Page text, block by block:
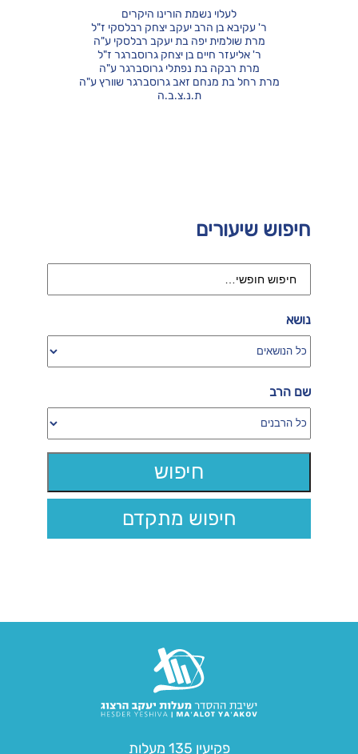
חיפוש שיעורים
נושא
שם הרב
חיפוש מתקדם
לעלוי נשמת הורינו היקרים
ר' עקיבא בן הרב יעקב יצחק רבלסקי ז"ל
מרת שולמית יפה בת יעקב רבלסקי ע"ה
ר' אליעזר חיים בן יצחק גרוסברגר ז"ל
מרת רבקה בת נפתלי גרוסברגר ע"ה
מרת רחל בת מנחם זאב גרוסברגר שוורץ ע"ה
ת.נ.צ.ב.ה
פקיעין 135 מעלות